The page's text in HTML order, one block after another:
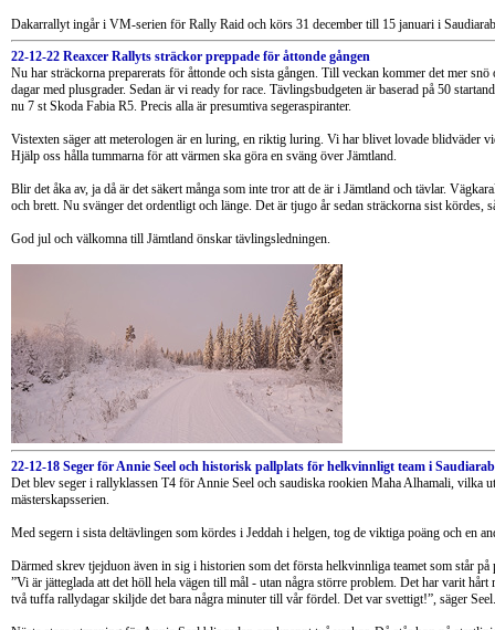
Dakarrallyt ingår i VM-serien för Rally Raid och körs 31 december till 15 januari i
22-12-22 Reaxcer Rallyts sträckor preppade för åttonde gången
Nu har sträckorna preparerats för åttonde och sista gången. Till veckan kommer det mer
dagar med plusgrader. Sedan är vi ready for race. Tävlingsbudgeten är baserad på 50
nu 7 st Skoda Fabia R5. Precis alla är presumtiva segeraspiranter.
Vistexten säger att meterologen är en luring, en riktig luring. Vi har blivet lovade blidväder
Hjälp oss hålla tummarna för att värmen ska göra en sväng över Jämtland.
Blir det åka av, ja då är det säkert många som inte tror att de är i Jämtland och tävlar.
och brett. Nu svänger det ordentligt och länge. Det är tjugo år sedan sträckorna sist kördes,
God jul och välkomna till Jämtland önskar tävlingsledningen.
22-12-18 Seger för Annie Seel och historisk pallplats för helkvinnligt team i
Det blev seger i rallyklassen T4 för Annie Seel och saudiska rookien Maha Alhamali, vilka
mästerskapsserien.
Med segern i sista deltävlingen som kördes i Jeddah i helgen, tog de viktiga poäng och en
Därmed skrev tjejduon även in sig i historien som det första helkvinnliga teamet som står på
”Vi är jätteglada att det höll hela vägen till mål - utan några större problem. Det har varit
två tuffa rallydagar skiljde det bara några minuter till vår fördel. Det var svettigt!”, säger Seel.